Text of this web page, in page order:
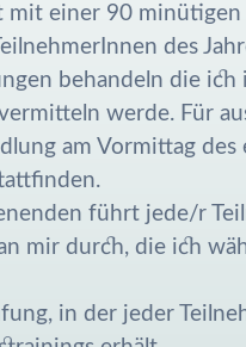
mit einer 90
des
behandeln die ich
werde. Für
am Vormittag
führt jede/r
mir durch, die ich
in der jeder